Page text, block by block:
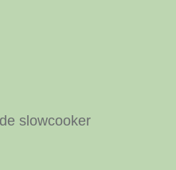
slowcooker